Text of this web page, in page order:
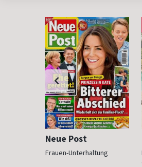
Neue Post
Frauen-Unterhaltung